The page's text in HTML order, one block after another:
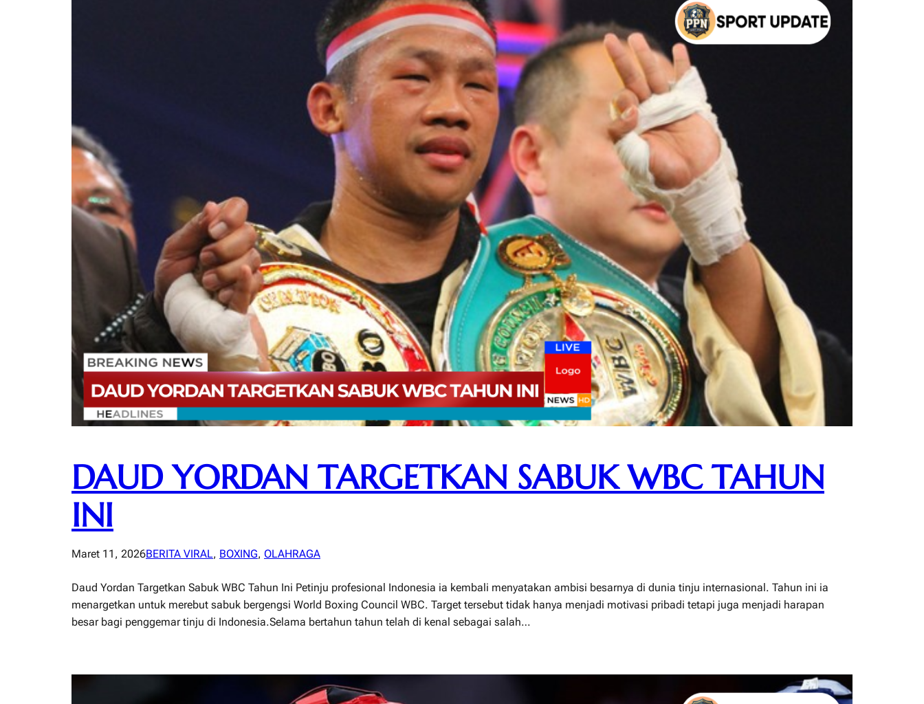
DAUD YORDAN TARGETKAN SABUK WBC TAHUN
INI
Maret 11, 2026BERITA VIRAL, BOXING, OLAHRAGA
Daud Yordan Targetkan Sabuk WBC Tahun Ini Petinju profesional Indonesia ia kembali menyatakan ambisi besarnya di dunia tinju internasional. Tahun ini ia
menargetkan untuk merebut sabuk bergengsi World Boxing Council WBC. Target tersebut tidak hanya menjadi motivasi pribadi tetapi juga menjadi harapan
besar bagi penggemar tinju di Indonesia.Selama bertahun tahun telah di kenal sebagai salah…